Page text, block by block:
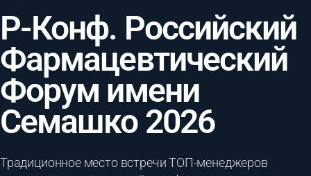
Р-Конф. Российский
Фармацевтический
Форум имени
Семашко 2026
Традиционное место встречи ТОП-менеджеров